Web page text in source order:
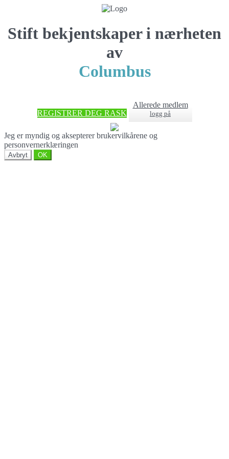
Stift bekjentskaper i nærheten
av
Columbus
REGISTRER DEG RASK
Allerede medlem
logg på
Jeg er myndig og aksepterer brukervilkårene og
personvernerklæringen
Avbryt OK